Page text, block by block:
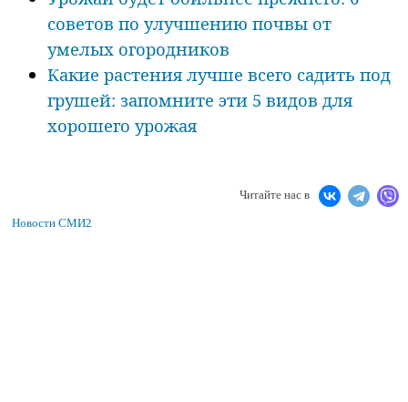
советов по улучшению почвы от
умелых огородников
Какие растения лучше всего садить под
грушей: запомните эти 5 видов для
хорошего урожая
Читайте нас в
Новости СМИ2